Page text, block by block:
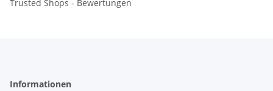
Trusted Shops - Bewertungen
Informationen